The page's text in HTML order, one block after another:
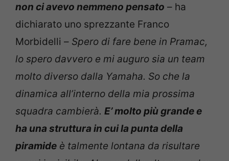
non ci avevo nemmeno pensato – ha
dichiarato uno sprezzante Franco
Morbidelli – Spero di fare bene in Pramac,
lo spero davvero e mi auguro sia un team
molto diverso dalla Yamaha. So che la
dinamica all’interno della mia prossima
squadra cambierà. E’ molto più grande e
ha una struttura in cui la punta della
piramide è talmente lontana da risultare